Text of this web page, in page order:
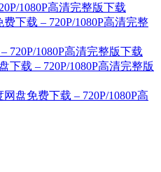
1080P高清完整版下载
下载 – 720P/1080P高清完整
720P/1080P高清完整版下载
下载 – 720P/1080P高清完整版
盘免费下载 – 720P/1080P高